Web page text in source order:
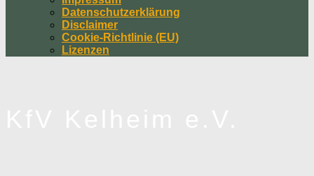
Datenschutzerklärung
Disclaimer
Cookie-Richtlinie (EU)
Lizenzen